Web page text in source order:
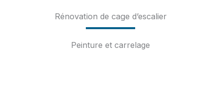
Rénovation de cage d’escalier
Peinture et carrelage